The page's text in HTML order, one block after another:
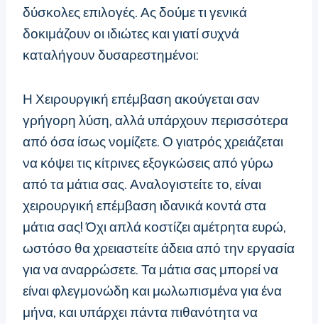
δύσκολες επιλογές. Ας δούμε τι γενικά
δοκιμάζουν οι ιδιώτες και γιατί συχνά
καταλήγουν δυσαρεστημένοι:
Η Χειρουργική επέμβαση ακούγεται σαν
γρήγορη λύση, αλλά υπάρχουν περισσότερα
από όσα ίσως νομίζετε. Ο γιατρός χρειάζεται
να κόψει τις κίτρινες εξογκώσεις από γύρω
από τα μάτια σας. Αναλογιστείτε το, είναι
χειρουργική επέμβαση ιδανικά κοντά στα
μάτια σας! Όχι απλά κοστίζει αμέτρητα ευρώ,
ωστόσο θα χρειαστείτε άδεια από την εργασία
για να αναρρώσετε. Τα μάτια σας μπορεί να
είναι φλεγμονώδη και μωλωπισμένα για ένα
μήνα, και υπάρχει πάντα πιθανότητα να